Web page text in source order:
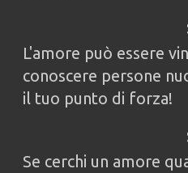
L'amore può essere
conoscere persone
il tuo punto di forza!
Se cerchi un amore